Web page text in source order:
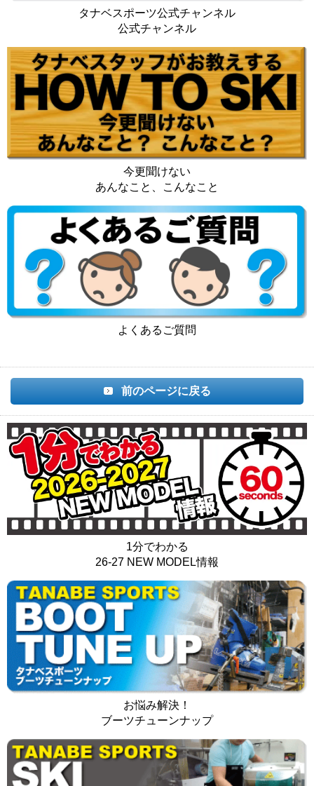
タナベスポーツ公式チャンネル
公式チャンネル
今更聞けない
あんなこと、こんなこと
よくあるご質問
前のページに戻る
1分でわかる
26-27 NEW MODEL情報
お悩み解決！
ブーツチューンナップ